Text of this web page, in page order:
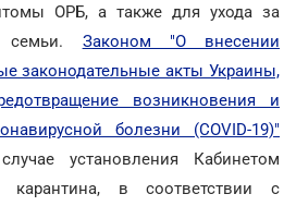
ОРБ, а также для ухода за
семьи. Законом "О внесении
законодательные акты Украины,
возникновения и
болезни (COVID-19)"
установления Кабинетом
карантина, в соответствии с